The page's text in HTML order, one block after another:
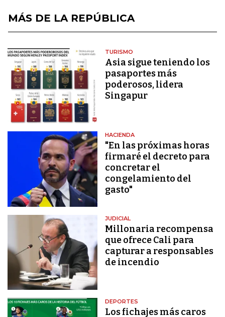
MÁS DE LA REPÚBLICA
TURISMO
Asia sigue teniendo los
pasaportes más
poderosos, lidera
Singapur
HACIENDA
"En las próximas horas
firmaré el decreto para
concretar el
congelamiento del
gasto"
JUDICIAL
Millonaria recompensa
que ofrece Cali para
capturar a responsables
de incendio
DEPORTES
Los fichajes más caros